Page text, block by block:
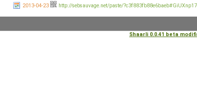
2013-04-23 http://sebsauvage.net/paste/
Shaarli 0.0.41 beta